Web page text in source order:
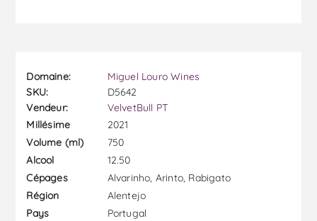
Domaine:
Miguel Louro Wines
SKU:
D5642
Vendeur:
VelvetBull PT
Millésime
2021
Volume (ml)
750
Alcool
12.50
Cépages
Alvarinho, Arinto, Rabigato
Région
Alentejo
Pays
Portugal